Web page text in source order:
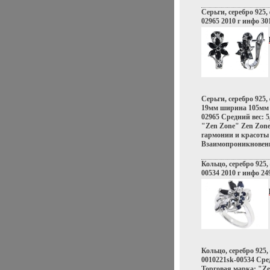
Серьги, серебро
02965 2010 г инфо
Серьги, серебро
19мм ширина 105мм
02965 Средний вес:
"Zen Zone" Zen
гармонии и красоты
контрастов и
Настроения
французских
роскошь индийских
коралловых рифов
побережий Бали,
тенденций Милана –
ввоэлзоплотилось
украшений, как
образ Украшения
Кольцо, серебро
00534 2010 г инфо
Кольцо, серебро
0010221sk-00534